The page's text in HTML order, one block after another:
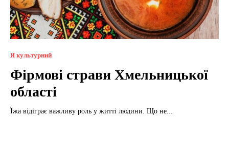
Я культурний
Фірмові страви Хмельницької
області
Їжа відіграє важливу роль у житті людини. Що не...